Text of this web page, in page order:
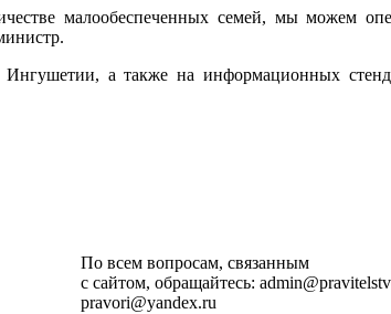
малообеспеченных семей, мы можем
а также на информационных
По всем вопросам, связанным
с сайтом, обращайтесь:
pravori@yandex.ru